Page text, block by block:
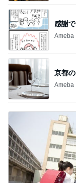
感謝
Ameba
京都
Ameba